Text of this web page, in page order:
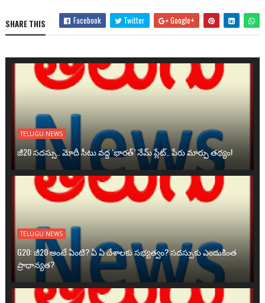
SHARE THIS Facebook Twitter Google+
TELUGU NEWS
జీ20 సదస్సు.. మోదీ సీటు వద్ద ‘భారత్’ నేమ్ ప్లేట్‌.. పేరు మార్పు తథ్యం!
TELUGU NEWS
G20: జీ20 అంటే ఏంటి? ఏ ఏ దేశాలకు సభ్యత్వం? సదస్సుకు ఎందుకింత
ప్రాధాన్యత?